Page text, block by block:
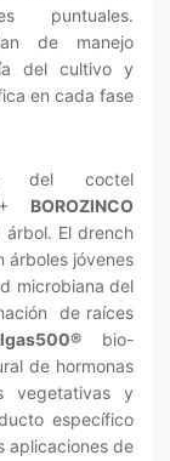
puntuales.
de manejo
del cultivo y
en cada fase
del coctel
+ BOROZINCO
El drench
árboles jóvenes
microbiana del
de raíces
®
bio-
de hormonas
vegetativas y
específico
aplicaciones de